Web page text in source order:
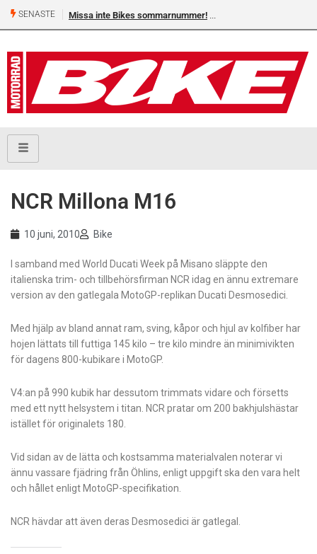
SENASTE Missa inte Bikes sommarnummer!
NCR Millona M16
10 juni, 2010 Bike
I samband med World Ducati Week på Misano släppte den
italienska trim- och tillbehörsfirman NCR idag en ännu extremare
version av den gatlegala MotoGP-replikan Ducati Desmosedici.
Med hjälp av bland annat ram, sving, kåpor och hjul av kolfiber har
hojen lättats till futtiga 145 kilo – tre kilo mindre än minimivikten
för dagens 800-kubikare i MotoGP.
V4:an på 990 kubik har dessutom trimmats vidare och försetts
med ett nytt helsystem i titan. NCR pratar om 200 bakhjulshästar
istället för originalets 180.
Vid sidan av de lätta och kostsamma materialvalen noterar vi
ännu vassare fjädring från Öhlins, enligt uppgift ska den vara helt
och hållet enligt MotoGP-specifikation.
NCR hävdar att även deras Desmosedici är gatlegal.